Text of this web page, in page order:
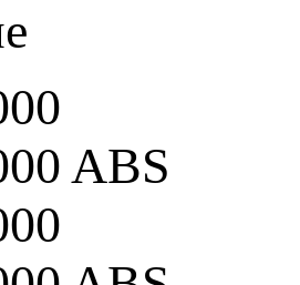
ABS